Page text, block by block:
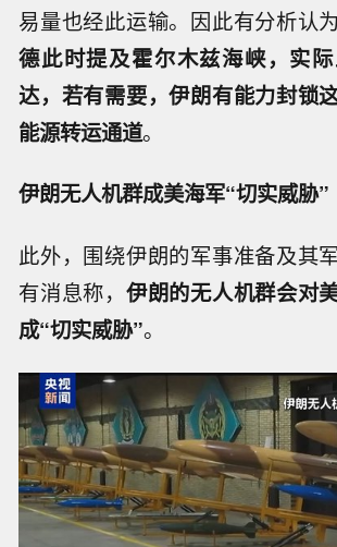
易量也经此运输。因此有分析认为
德此时提及霍尔木兹海峡，实
达，若有需要，伊朗有能力封锁
能源转运通道。
伊朗无人机群成美海军“切实威胁”
此外，围绕伊朗的军事准备及其
有消息称， 伊朗的无人机群会对
成“切实威胁”。